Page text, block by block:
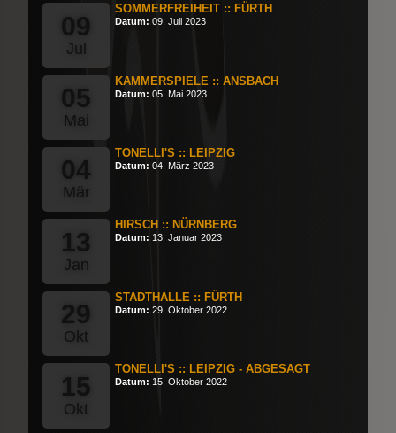
09
Jul
SOMMERFREIHEIT :: FÜRTH
Datum: 09. Juli 2023
05
Mai
KAMMERSPIELE :: ANSBACH
Datum: 05. Mai 2023
04
Mär
TONELLI'S :: LEIPZIG
Datum: 04. März 2023
13
Jan
HIRSCH :: NÜRNBERG
Datum: 13. Januar 2023
29
Okt
STADTHALLE :: FÜRTH
Datum: 29. Oktober 2022
15
Okt
TONELLI'S :: LEIPZIG - ABGESAGT
Datum: 15. Oktober 2022